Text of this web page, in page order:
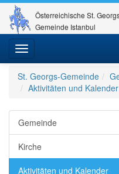
Österreichische St.
Gemeinde Istanbul
Toggle
navigation
St. Georgs-Gemeinde
Aktivitäten und Kalender
Gemeinde
Kirche
Aktivitäten und Kalender